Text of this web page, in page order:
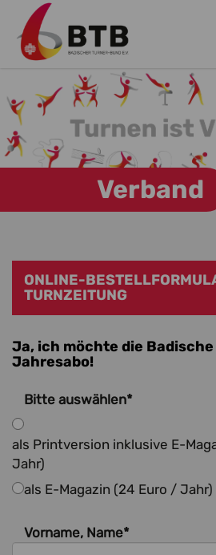
Zum Hauptinhalt springen
Verband
ONLINE-
TURNZEITUNG
Ja, ich möchte die
Jahresabo!
Bitte auswählen*
als Printversion inklusive E-
Jahr)
als E-Magazin (24 Euro / Jahr)
Vorname, Name*